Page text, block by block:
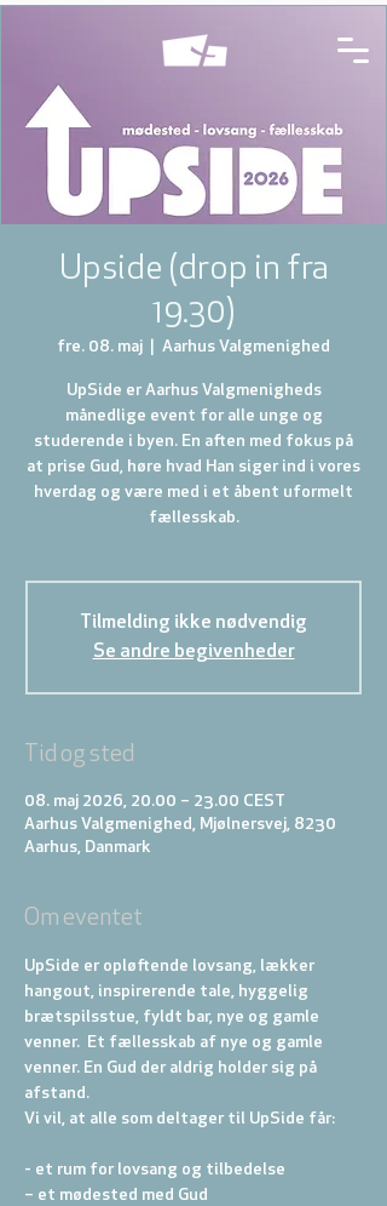
Upside (drop in fra
19.30)
fre. 08. maj Aarhus Valgmenighed
UpSide er Aarhus Valgmenigheds
månedlige event for alle unge og
studerende i byen. En aften med fokus på
at prise Gud, høre hvad Han siger ind i vores
hverdag og være med i et åbent uformelt
fællesskab.
Tilmelding ikke nødvendig
Se andre begivenheder
Tid og sted
08. maj 2026, 20.00 – 23.00 CEST
Aarhus Valgmenighed, Mjølnersvej, 8230
Aarhus, Danmark
Om eventet
UpSide er opløftende lovsang, lækker
hangout, inspirerende tale, hyggelig
brætspilsstue, fyldt bar, nye og gamle
venner.  Et fællesskab af nye og gamle
venner. En Gud der aldrig holder sig på
afstand.
Vi vil, at alle som deltager til UpSide får:
- et rum for lovsang og tilbedelse
– et mødested med Gud